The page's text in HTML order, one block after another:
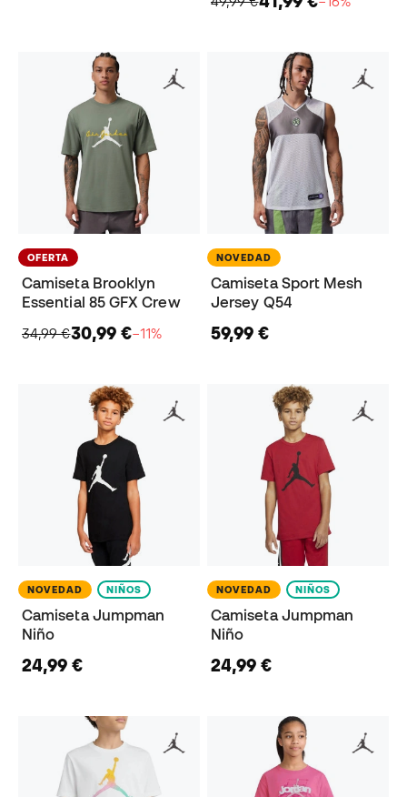
OFERTA
Camiseta Brooklyn
Essential 85 GFX Crew
34,99 €30,99 €−11%
NOVEDAD
Camiseta Sport Mesh
Jersey Q54
59,99 €
NOVEDAD NIÑOS
Camiseta Jumpman
Niño
24,99 €
NOVEDAD NIÑOS
Camiseta Jumpman
Niño
24,99 €